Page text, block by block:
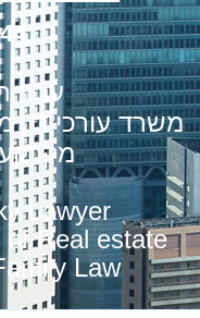
עו"ד
משרד עורכי
Lawyer
Real estate
Law